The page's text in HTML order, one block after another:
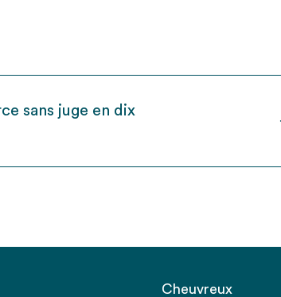
sans juge en dix
Cheuvreux